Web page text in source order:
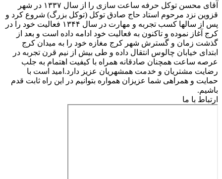
آقای محسن توکل حرفه ساعت سازی را از سال ۱۳۳۷ در شهر
قزوین نزد مرحوم استاد حاج صادق توکل (توکل بزرگ) شروع کرد و
پس از سالها کسب تجربه و مهارت در سال ۱۳۴۴ فعالیت خود را در
کرج آغاز نموده و تاکنون به فعالیت خود ادامه داده است و بعد از
گذشت زمان و گسترش شهر کرج مغازه خود را به میدان کرج
ابتدای خیابان چالوس انتقال داده و طی بیش از نیم قرن تجربه در
عرصه ساعت همچنان صادقانه همراه با کیفیت اهتمام به جلب
رضایت مشتریان و خدمت همشهریان عزیز دارد.امید است با
حمایت و همراهی شما عزیزان همواره بتوانیم در این راه ثابت قدم
باشیم.
ارتباط با ما